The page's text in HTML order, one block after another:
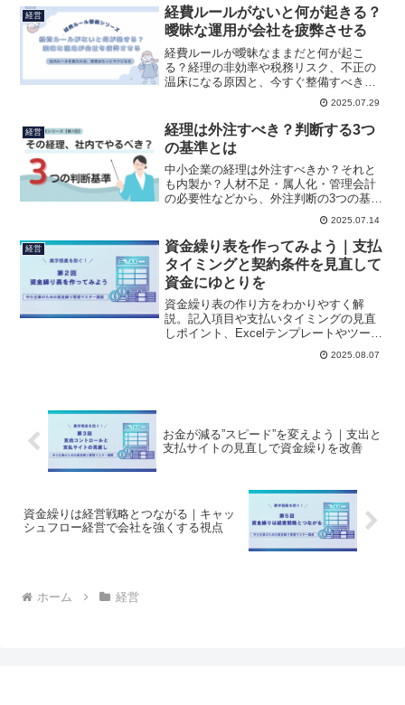
経営
経費ルールがないと何が起きる？
曖昧な運用が会社を疲弊させる
経費ルールが曖昧なままだと何が起こ
る？経理の非効率や税務リスク、不正の
温床になる原因と、今すぐ整備すべき理
2025.07.29
経営
経理は外注すべき？判断する3つ
の基準とは
中小企業の経理は外注すべきか？それと
も内製か？人材不足・属人化・管理会計
の必要性などから、外注判断の3つの基準
をわかりやすく解説。経理業務の分解と
最適な設計方法も紹介します。
2025.07.14
経営
資金繰り表を作ってみよう｜支払
タイミングと契約条件を見直して
資金にゆとりを
資金繰り表の作り方をわかりやすく解
説。記入項目や支払いタイミングの見直
しポイント、Excelテンプレートやツール
2025.08.07
お金が減る”スピード”を変えよう｜支出と
支払サイトの見直しで資金繰りを改善
資金繰りは経営戦略とつながる｜キャッ
シュフロー経営で会社を強くする視点
ホーム 経営